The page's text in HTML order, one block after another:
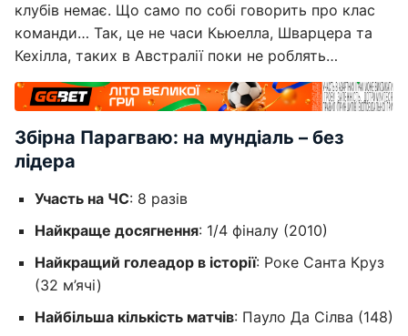
клубів немає. Що само по собі говорить про клас
команди… Так, це не часи Кьюелла, Шварцера та
Кехілла, таких в Австралії поки не роблять…
Збірна Парагваю: на мундіаль – без
лідера
Участь на ЧС: 8 разів
Найкраще досягнення: 1/4 фіналу (2010)
Найкращий голеадор в історії: Роке Санта Круз
(32 м’ячі)
Найбільша кількість матчів: Пауло Да Сілва (148)